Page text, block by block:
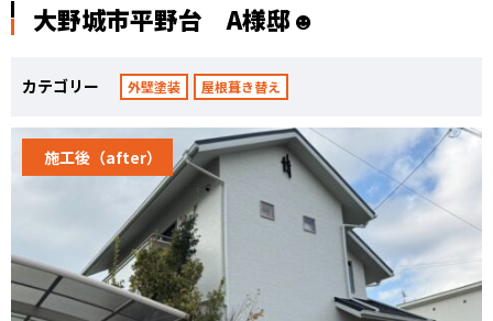
大野城市平野台 A様邸☻
カテゴリー 外壁塗装 屋根葺き替え
施工後（after）